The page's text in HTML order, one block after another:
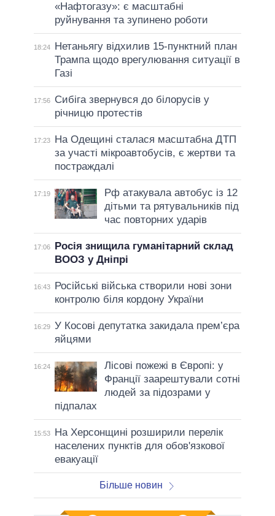
«Нафтогазу»: є масштабні
руйнування та зупинено роботи
18:24
Нетаньягу відхилив 15-пунктний план
Трампа щодо врегулювання ситуації в
Газі
17:56
Сибіга звернувся до білорусів у
річницю протестів
17:23
На Одещині сталася масштабна ДТП
за участі мікроавтобусів, є жертви та
постраждалі
17:19
Рф атакувала автобус із 12
дітьми та рятувальників під
час повторних ударів
17:06
Росія знищила гуманітарний склад
ВООЗ у Дніпрі
16:43
Російські війська створили нові зони
контролю біля кордону України
16:29 У Косові депутатка закидала прем’єра
яйцями
16:24
Лісові пожежі в Європі: у
Франції заарештували сотні
людей за підозрами у
підпалах
15:53
На Херсонщині розширили перелік
населених пунктів для обов'язкової
евакуації
Більше новин